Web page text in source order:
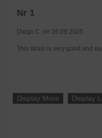
Nr 1
Diego C. on 16.09.2025
This strain is very good and
Display More Display